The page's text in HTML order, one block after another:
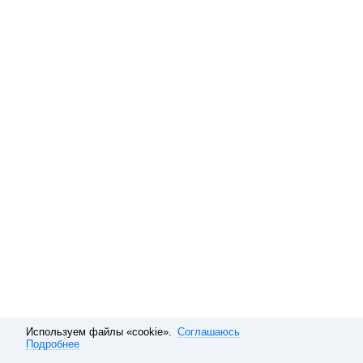
Используем файлы «cookie». Соглашаюсь
Подробнее